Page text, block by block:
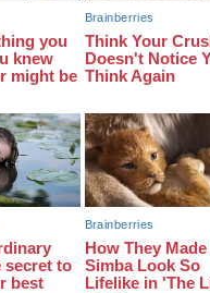
2026, ЧЕТВЕР
медалей, з яких чотири
на чемпіонаті